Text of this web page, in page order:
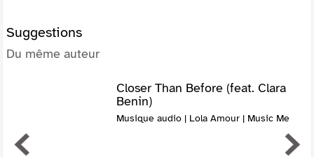
Suggestions
Du même auteur
Closer Than Before (feat. Clara
Benin)
Musique audio | Lola Amour | Music Me